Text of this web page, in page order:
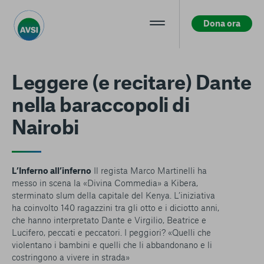
La tua privacy
I cookie e altre tecnologie simili sono una parte
navigazione più comoda ed efficiente, nonché consentirci di
migliorare i nostri servizi e la Piattaforma stessa. Inoltre, i
cookie vengono utilizzati per mostrare pubblicità che risulti
interessante per l’utente quando visita i siti Web e le app di
terzi. Qui sono disponibili tutte le informazioni sui cookie che
utilizziamo e sarà possibile attivarli e/o disattivarli secondo
le proprie preferenze, salvo i Cookie strettamente necessari
per il funzionamento della Piattaforma. È importante tenere
Dona ora
Leggere (e recitare) Dante
nella baraccopoli di
Nairobi
L’Inferno all’inferno Il regista Marco Martinelli ha
messo in scena la «Divina Commedia» a Kibera,
sterminato slum della capitale del Kenya. L’iniziativa
ha coinvolto 140 ragazzini tra gli otto e i diciotto anni,
che hanno interpretato Dante e Virgilio, Beatrice e
Lucifero, peccati e peccatori. I peggiori? «Quelli che
violentano i bambini e quelli che li abbandonano e li
costringono a vivere in strada»